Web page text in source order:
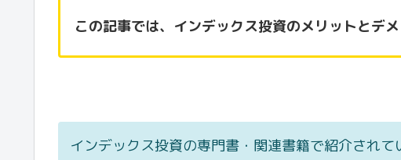
この記事では、インデックス投資のメリットとデ
インデックス投資の専門書・関連書籍で紹介され